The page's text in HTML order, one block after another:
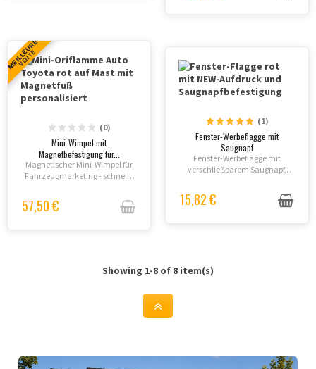
(0)
Mini-Wimpel mit
Magnetbefestigung für...
Magnetischer Mini-Wimpel für
Fahrzeugmarketing - schnelle
bedruckbar.
57,50 €
MEILLEURE
VENTE
(1)
Fenster-Werbeflagge mit
Saugnapf
Fenster-Werbeflagge mit
verschließbarem Saugnapf,
einseitige oder doppelseitige
Bedruckung möglich.
15,82 €
Showing 1-8 of 8 item(s)